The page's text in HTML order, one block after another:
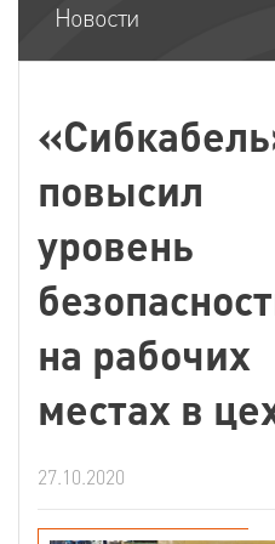
Новости
повысил
уровень
на рабочих
местах в
27.10.2020